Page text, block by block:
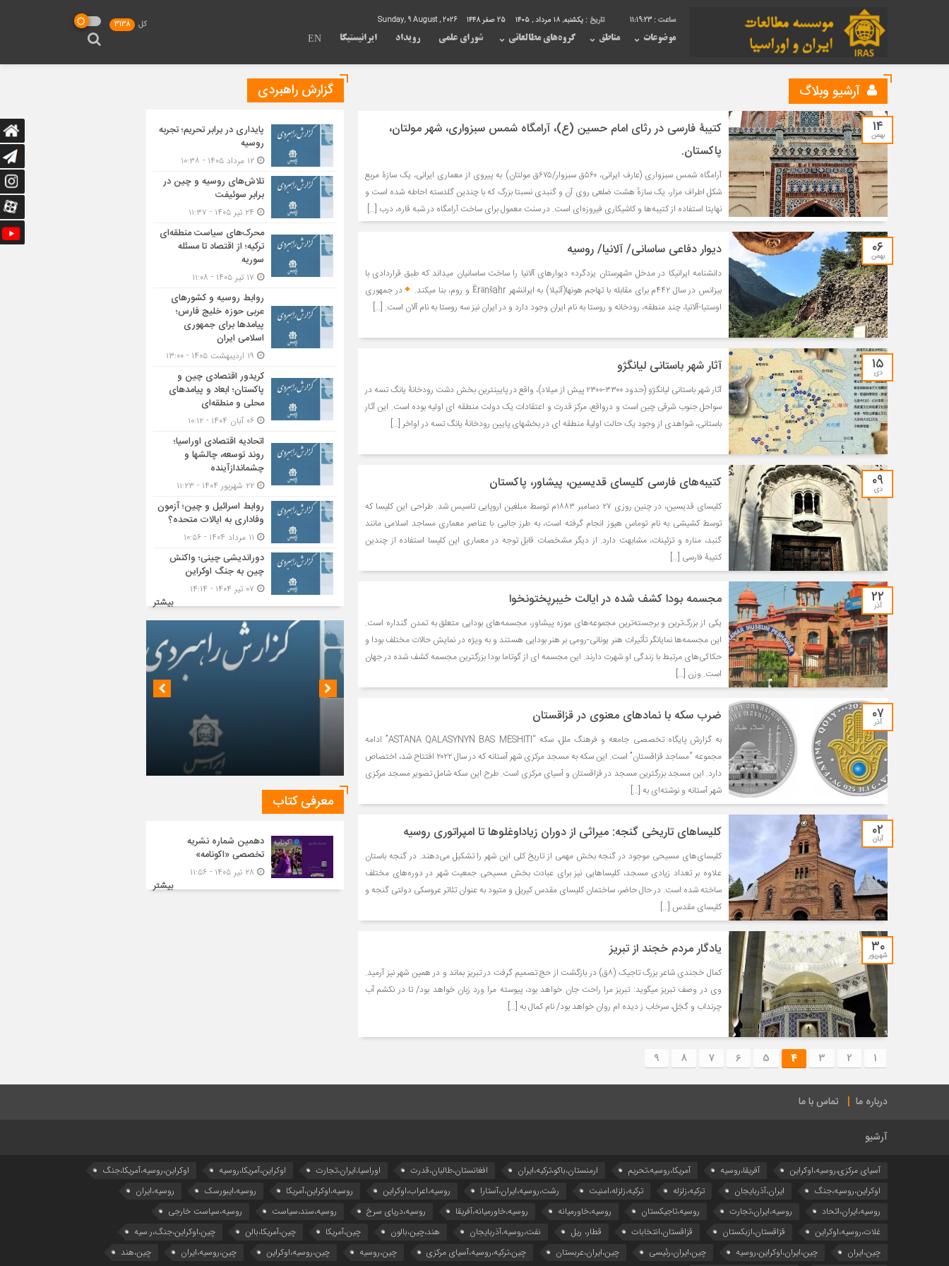
11:19:24 تاریخ : یکشنبه, ۱۸ مرداد , ۱۴۰۵ 25 صفر 1448
موضوعات مناطق گروه‌های مطالعاتی شورای علمی رویداد ایرانیستیکا EN
کل 3138
آرشیو وبلاگ
۱۴
بهمن
کتیبۀ فارسی در رثای امام حسین (ع)، آرامگاه شمس سبزواری، شهر مولتان،
پاکستان.
آرامگاه شمس سبزواری (عارف ایرانی، ۵۶۰ق سبزوار/۶۷۵ق مولتان) به پیروی از معماری ایرانی، یک سازۀ مربع
شکل اطراف مزار، یک سازهٔ هشت ضلعی روی آن و گنبدی نسبتا بزرگ که با چندین گلدسته احاطه شده است و
نهایتا استفاده از کتیبه‌ها و کاشیکاری فیروزه‌ای است. در سنت معمول برای ساخت آرامگاه در شبه قاره، درب […]
۰۶
بهمن دیوار دفاعی ساسانی/ آلانیا/ روسیه
دانشنامه ایرانیکا در مدخل «شهرستان یزدگرد» دیوارهای آلانیا را ساخت ساسانیان میداند که طبق قراردادی با
بیزانس در سال ۴۴۲م برای مقابله با تهاجم هونها(آتیلا) به ایرانشهر Ērānšahr و روم، بنا میکند.
در جمهوری
اوستیا-آلانیا، چند منطقه، رودخانه و روستا به نام ایران وجود دارد و در ایران نیز سه روستا به نام آلان است. […]
۱۵
دی آثار شهر باستانی لیانگژو
آثار شهر باستانی لیانگژو (حدود ۳۳۰۰-۲۳۰۰ پیش از میلاد)، واقع در پایین­ترین بخش دشت رودخانۀ یانگ تسه در
سواحل جنوب شرقی چین است و درواقع، مرکز قدرت و اعتقادات یک دولت منطقه ای اولیه بوده است. این آثار
باستانی، شواهدی از وجود یک حالت اولیۀ منطقه ای در بخش­های پایین رودخانۀ یانگ تسه در اواخر […]
۰۹
دی کتیبه‌های فارسی کلیسای قدیسین، پیشاور، پاکستان
کلیسای قدیسین، در چنین روزی ۲۷ دسامبر ۱۸۸۳م توسط مبلغین اروپایی تاسیس شد. طراحی این کلیسا که
توسط کشیشی به نام توماس هیوز انجام گرفته است، به طرز جالبی با عناصر معماری مساجد اسلامی مانند
گنبد، مناره و تزئینات، مشابهت دارد. از دیگر مشخصات قابل توجه در معماری این کلیسا استفاده از چندین
کتیبۀ فارسی […]
۲۲
آذر مجسمه بودا کشف شده در ایالت خیبرپختونخوا
یکی از بزرگ‌ترین و برجسته‌ترین مجموعه‌های موزه پیشاور، مجسمه‌های بودایی متعلق به تمدن گنداره است.
این مجسمه‌ها نمایانگر تأثیرات هنر یونانی-رومی بر هنر بودایی هستند و به ویژه در نمایش حالات مختلف بودا و
حکاکی‌های مرتبط با زندگی او شهرت دارند. این مجسمه ای از گوتاما بودا بزرگترین مجسمه کشف شده در جهان
است. وزن […]
۰۷
آذر ضرب سکه‌ با نمادهای معنوی در قزاقستان
به گزارش پایگاه تخصصی جامعه و فرهنگ ملل، سکه “ASTANA QALASYNYŃ BAS MESHITI” ادامه
مجموعه “مساجد قزاقستان” است. این سکه به مسجد مرکزی شهر آستانه که در سال ۲۰۲۲ افتتاح شد، اختصاص
دارد. این مسجد بزرگترین مسجد در قزاقستان و آسیای مرکزی است. طرح این سکه شامل تصویر مسجد مرکزی
شهر آستانه و نوشته‌ای به […]
۰۲
آبان کلیساهای تاریخی گنجه: میراثی از دوران زیاداوغلوها تا امپراتوری روسیه
کلیسای‌های مسیحی موجود در گنجه بخش مهمی از تاریخ کلی این شهر را تشکیل می‌دهند. در گنجه باستان
علاوه بر تعداد زیادی مسجد، کلیساهایی نیز برای عبادت بخش مسیحی جمعیت شهر در دوره‌های مختلف
ساخته شده است. در حال حاضر، ساختمان کلیسای مقدس کیریل و متیود به عنوان تئاتر عروسکی دولتی گنجه و
کلیسای مقدس […]
۳۰
شهریور یادگار مردم خجند از تبریز
کمال خجندی شاعر بزرگ تاجیک (۸ق) در بازگشت از حج تصمیم گرفت در تبریز بماند و در همین شهر نیز آرمید.
وی در وصف تبریز میگوید: تبریز مرا راحت جان خواهد بود، پیوسته مرا ورد زبان خواهد بود/ تا در نکشم آب
چرنداب و گجَل، سرخاب ز دیده ام روان خواهد بود/ نام کمال به […]
1
2
3
4
5
6
7
8
9
گزارش راهبردی
پایداری در برابر تحریم؛ تجربه
روسیه
تلاش‌های روسیه و چین در
برابر سوئیفت
محرک‌های سیاست منطقه‌‎ای
ترکیه؛ از اقتصاد تا مسئله
سوریه
روابط روسیه و کشورهای
عربی حوزه خلیج فارس؛
پیامدها برای جمهوری
اسلامی ایران
کریدور اقتصادی چین و
پاکستان؛ ابعاد و پیامدهای
محلی و منطقه‌ای
اتحادیه اقتصادی اوراسیا؛
روند توسعه، چالشها و
چشماندازآینده
روابط اسرائیل و چین؛ آزمون
وفاداری به ایالات متحده؟
دوراندیشی چینی؛ واکنش
چین به جنگ اوکراین
بیشتر
چشم‌انداز روابط ایران و روسیه در جهان پساکرونا
معرفی کتاب
دهمین شماره نشریه
تخصصی «اکونامه»
بیشتر
درباره ما تماس با ما
آرشیو
آسیای مرکزی،روسیه،اوکراین آفریقا،روسیه آمریکا،روسیه،تحریم ارمنستان،باکو،ترکیه،ایران افغانستان،طالبان،قدرت اوراسیا،ایران،تجارت اوکراین،آمریکا،روسیه
اوکراین،روسیه،آمریکا،جنگ
اوکراین،روسیه،جنگ
ایران،آذربایجان ترکیه،زلزله ترکیه،زلزله،امنیت رشت،روسیه،ایران،آستارا روسیه،اعراب،اوکراین روسیه،اوکراین،آمریکا روسیه،ایبورسک
روسیه،ایران
روسیه،ایران،اتحاد
روسیه،ایران،تجارت روسیه،تاجیکستان روسیه،خاورمیانه روسیه،خاورمیانه،آفریقا روسیه،دریای سرخ روسیه،سند،سیاست
روسیه،سیاست خارجی
غلات،روسیه،اوکراین
قزاقستان،ازبکستان قزاقستان،انتخابات قطار، ریل نفت،روسیه،آذربایجان هند،چین،بالون چین،آمریکا چین،آمریکا،بالن
چین،اوکراین،جنگ،ر.سیه
چین،ایران
چین،ایران،اوکراین،روسیه چین،ایران،رئیسی چین،ایران،عربستان چین،ترکیه،روسیه،آسیای مرکزی چین،روسیه چین،روسیه،اوکراین چین،روسیه،ایران چین،هند